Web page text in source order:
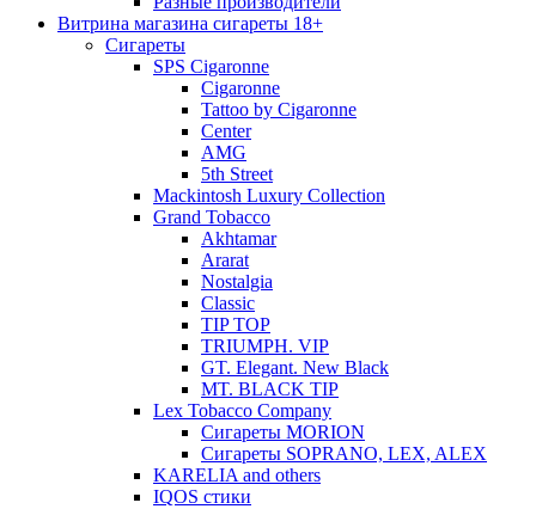
Витрина магазина сигареты 18+
Cигареты
SPS Cigaronne
Сigaronne
Tattoo by Cigaronne
Center
AMG
5th Street
Mackintosh Luxury Collection
Grand Tobacco
Akhtamar
Ararat
Nostalgia
Classic
TIP TOP
TRIUMPH. VIP
GT. Elegant. New Black
MT. BLACK TIP
Lex Tobacco Company
Сигареты MORION
Сигареты SOPRANO, LEX, ALEX
KARELIA and others
IQOS стики